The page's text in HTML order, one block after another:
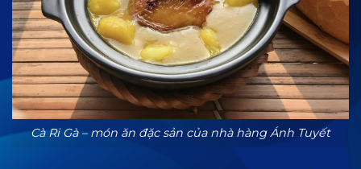
Cà Ri Gà – món ăn đặc sản của nhà hàng Ánh Tuyết